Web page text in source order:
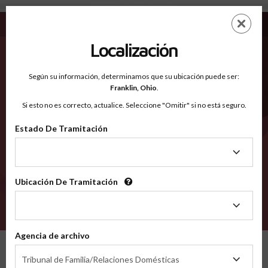
Val Verde TX - Condados Reconocidos
EN
Condados Reconocidos
2600
Localización
Según su información, determinamos que su ubicación puede ser:
Franklin, Ohio.
Si esto no es correcto, actualice. Seleccione "Omitir" si no está seguro.
Estado De Tramitación
Tramitación
Ubicación De Tramitación
Tramitación
Agencia de archivo
Tribunal de Familia/Relaciones Domésticas
de